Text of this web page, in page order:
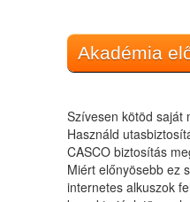
Akadémia
Szívesen kötöd saját
Használd
CASCO biztosítás
Miért előnyösebb ez
internetes alkuszok